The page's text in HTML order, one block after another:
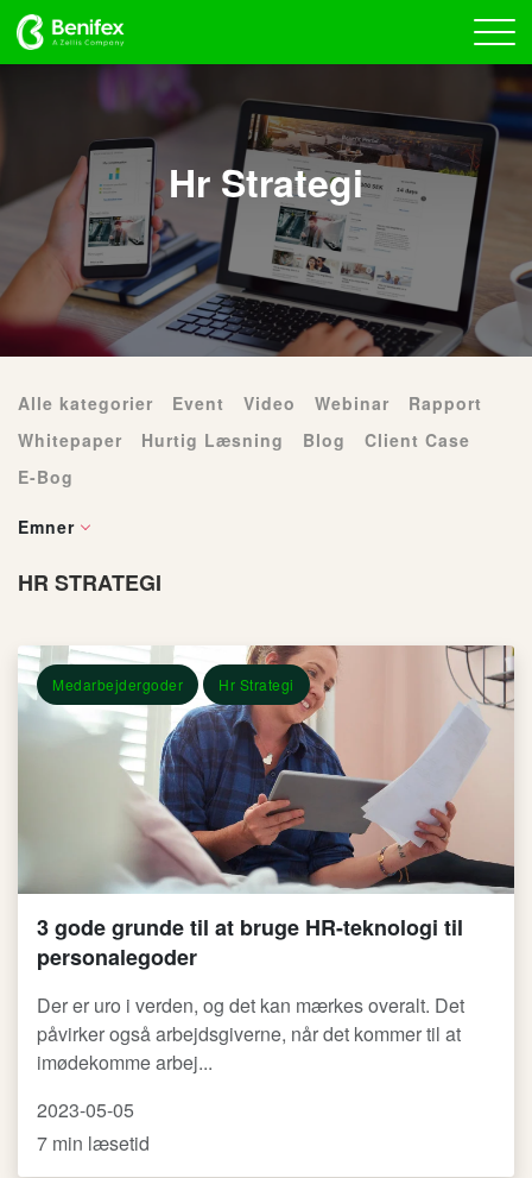
Hr Strategi
Alle kategorier Event Video Webinar
Rapport
Whitepaper
Hurtig Læsning Blog
Client Case
E-Bog
Emner
HR STRATEGI
Medarbejdergoder Hr Strategi
3 gode grunde til at bruge HR-teknologi til
personalegoder
Der er uro i verden, og det kan mærkes overalt. Det
påvirker også arbejdsgiverne, når det kommer til at
imødekomme arbej...
2023-05-05
7 min læsetid